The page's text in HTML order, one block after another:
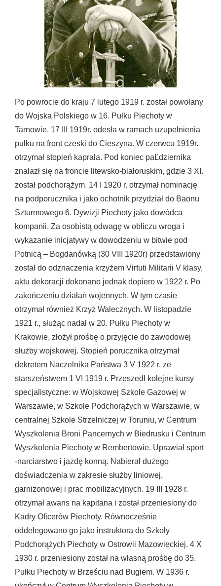
Po powrocie do kraju 7 lutego 1919 r. został powołany
do Wojska Polskiego w 16. Pułku Piechoty w
Tarnowie. 17 III 1919r. odesła w ramach uzupełnienia
pułku na front czeski do Cieszyna. W czerwcu 1919r.
otrzymał stopień kaprala. Pod koniec paĽdziernika
znalazł się na froncie litewsko-białoruskim, gdzie 3 XI.
został podchorążym. 14 I 1920 r. otrzymał nominację
na podporucznika i jako ochotnik przydział do Baonu
Szturmowego 6. Dywizji Piechoty jako dowódca
kompanii. Za osobistą odwagę w obliczu wroga i
wykazanie inicjatywy w dowodzeniu w bitwie pod
Potnicą – Bogdanówką (30 VIII 1920r) przedstawiony
został do odznaczenia krzyżem Virtuti Militarii V klasy,
aktu dekoracji dokonano jednak dopiero w 1922 r. Po
zakończeniu działań wojennych. W tym czasie
otrzymał również Krzyż Walecznych. W listopadzie
1921 r., służąc nadal w 20. Pułku Piechoty w
Krakowie, złożył prośbę o przyjęcie do zawodowej
służby wojskowej. Stopień porucznika otrzymał
dekretem Naczelnika Państwa 3 V 1922 r. ze
starszeństwem 1 VI 1919 r. Przeszedł kolejne kursy
specjalistyczne: w Wojskowej Szkole Gazowej w
Warszawie, w Szkole Podchorążych w Warszawie, w
centralnej Szkole Strzelniczej w Toruniu, w Centrum
Wyszkolenia Broni Pancernych w Biedrusku i Centrum
Wyszkolenia Piechoty w Rembertowie. Uprawiał sport
-narciarstwo i jazdę konną. Nabierał dużego
doświadczenia w zakresie służby liniowej,
garnizonowej i prac mobilizacyjnych. 19 III 1928 r.
otrzymał awans na kapitana i został przeniesiony do
Kadry Oficerów Piechoty. Równocześnie
oddelegowano go jako instruktora do Szkoły
Podchorążych Piechoty w Ostrowii Mazowieckiej. 4 X
1930 r. przeniesiony został na własną prośbę do 35.
Pułku Piechoty w Brześciu nad Bugiem. W 1936 r.